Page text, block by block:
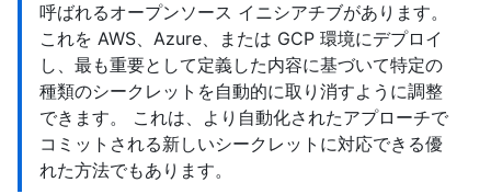
呼ばれるオープンソース イニシアチブがあります。
これを AWS、Azure、または GCP 環境にデプロイ
し、最も重要として定義した内容に基づいて特定の
種類のシークレットを自動的に取り消すように調整
できます。 これは、より自動化されたアプローチで
コミットされる新しいシークレットに対応できる優
れた方法でもあります。